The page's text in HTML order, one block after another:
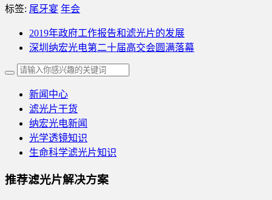
标签: 尾牙宴 年会
2019年政府工作报告和滤光片的发展
深圳纳宏光电第二十届高交会圆满落幕
新闻中心
滤光片干货
纳宏光电新闻
光学透镜知识
生命科学滤光片知识
推荐滤光片解决方案